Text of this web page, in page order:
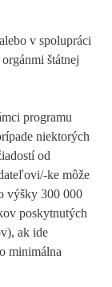
v spolupráci
štátnej
programu
niektorých
od
ke môže
výšky 300 000
poskytnutých
ak ide
minimálna